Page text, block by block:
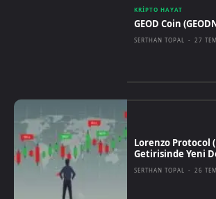
KRIPTO HAYAT
GEOD Coin
SERTHAN TOPAL - 27
Lorenzo Protocol
Getirisinde Yeni
SERTHAN TOPAL - 26